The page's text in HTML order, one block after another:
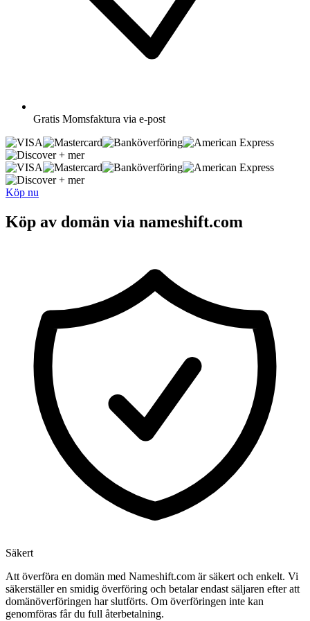
Gratis Momsfaktura via e-post
+ mer
+ mer
Köp nu
Köp av domän via nameshift.com
Säkert
Att överföra en domän med Nameshift.com är säkert och enkelt. Vi
säkerställer en smidig överföring och betalar endast säljaren efter att
domänöverföringen har slutförts. Om överföringen inte kan
genomföras får du full återbetalning.